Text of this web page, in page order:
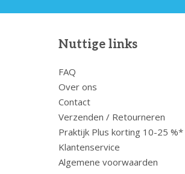
Nuttige links
FAQ
Over ons
Contact
Verzenden / Retourneren
Praktijk Plus korting 10-25 %*
Klantenservice
Algemene voorwaarden